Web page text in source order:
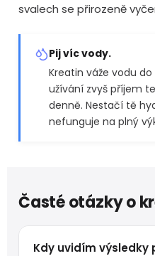
svalech se přirozeně
Pij víc vody.
Kreatin váže vodu
užívání zvyš příjem
denně. Nestačí tě
nefunguje na plný
Časté otázky o
Kdy uvidím výsledky